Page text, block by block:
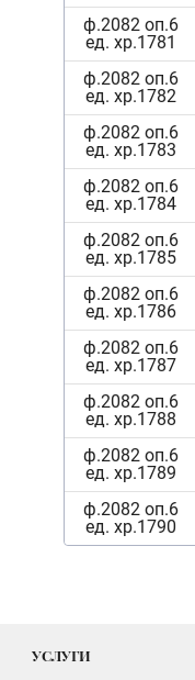
ф.2082 оп.6
ед. хр.1781
ф.2082 оп.6
ед. хр.1782
ф.2082 оп.6
ед. хр.1783
ф.2082 оп.6
ед. хр.1784
ф.2082 оп.6
ед. хр.1785
ф.2082 оп.6
ед. хр.1786
ф.2082 оп.6
ед. хр.1787
ф.2082 оп.6
ед. хр.1788
ф.2082 оп.6
ед. хр.1789
ф.2082 оп.6
ед. хр.1790
УСЛУГИ